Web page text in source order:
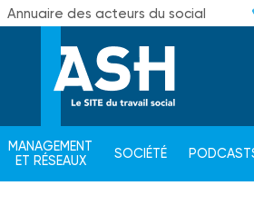
Annuaire des acteurs du social
MANAGEMENT
ET RÉSEAUX
SOCIÉTÉ